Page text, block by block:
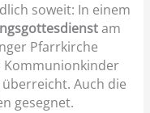
soweit: In einem
am
Pfarrkirche
Kommunionkinder
Auch die
gesegnet.